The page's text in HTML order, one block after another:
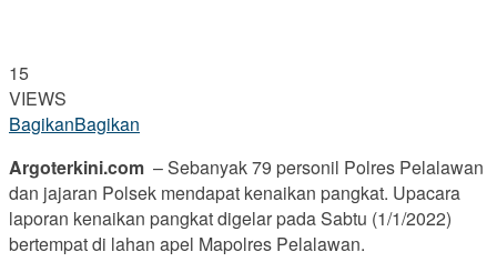
15
VIEWS
BagikanBagikan
Argoterkini.com – Sebanyak 79 personil Polres Pelalawan
dan jajaran Polsek mendapat kenaikan pangkat. Upacara
laporan kenaikan pangkat digelar pada Sabtu (1/1/2022)
bertempat di lahan apel Mapolres Pelalawan.